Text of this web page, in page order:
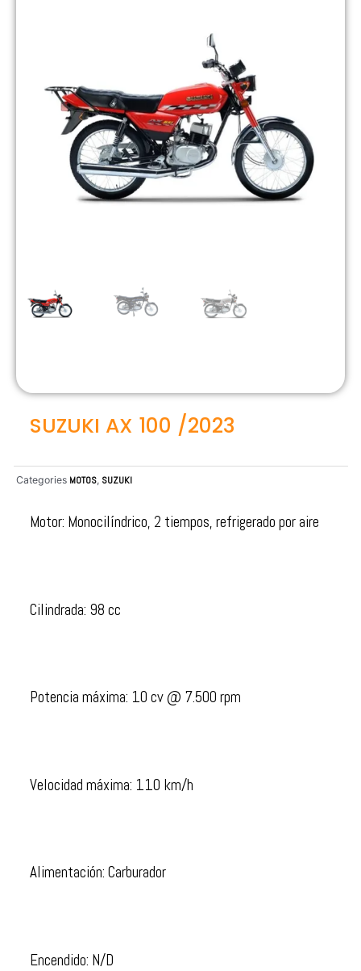
SUZUKI AX 100 /2023
Categories MOTOS, SUZUKI
Motor: Monocilíndrico, 2 tiempos, refrigerado por aire
Cilindrada: 98 cc
Potencia máxima: 10 cv @ 7.500 rpm
Velocidad máxima: 110 km/h
Alimentación: Carburador
Encendido: N/D